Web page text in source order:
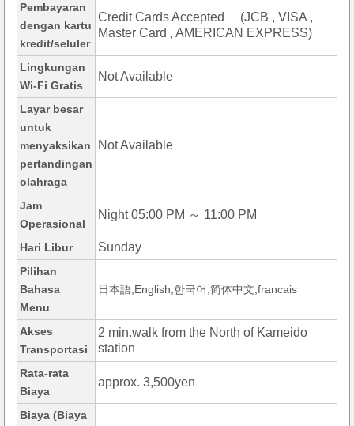
Pembayaran
dengan kartu
kredit/seluler
Credit Cards Accepted (JCB , VISA ,
Master Card , AMERICAN EXPRESS)
Lingkungan
Wi-Fi Gratis
Not Available
Layar besar
untuk
menyaksikan
pertandingan
olahraga
Not Available
Jam
Operasional
Night 05:00 PM ～ 11:00 PM
Hari Libur Sunday
Pilihan
Bahasa
Menu
日本語,English,한국어,简体中文,francais
Akses
Transportasi
2 min.walk from the North of Kameido
station
Rata-rata
Biaya
approx. 3,500yen
Biaya (Biaya